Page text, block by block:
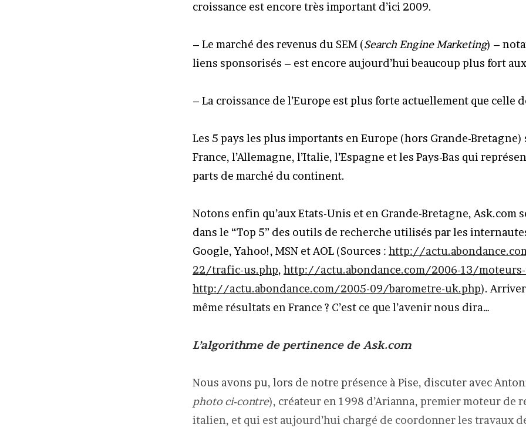
croissance est encore très important d’ici 2009.
– Le marché des revenus du SEM (Search Engine Marketing) –
liens sponsorisés – est encore aujourd’hui beaucoup plus fort
– La croissance de l’Europe est plus forte actuellement que celle
Les 5 pays les plus importants en Europe (hors Grande-Bretagne)
France, l’Allemagne, l’Italie, l’Espagne et les Pays-Bas qui
parts de marché du continent.
Notons enfin qu’aux Etats-Unis et en Grande-Bretagne, Ask.com
dans le “Top 5” des outils de recherche utilisés par les
Google, Yahoo!, MSN et AOL (Sources : http://
22/trafic-us.php, http://actu.abondance.com/2006-13/
http://actu.abondance.com/2005-09/barometre-uk.php).
même résultats en France ? C’est ce que l’avenir nous dira…
L’algorithme de pertinence de Ask.com
Nous avons pu, lors de notre présence à Pise, discuter avec
photo ci-contre), créateur en 1998 d’Arianna, premier moteur de
italien, et qui est aujourd’hui chargé de coordonner les travaux